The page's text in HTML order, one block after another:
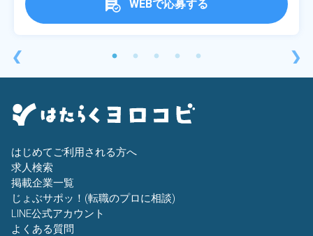
❮
WEBで応募する
❯
はじめてご利用される方へ
求人検索
掲載企業一覧
じょぶサポッ！(転職のプロに相談)
LINE公式アカウント
よくある質問